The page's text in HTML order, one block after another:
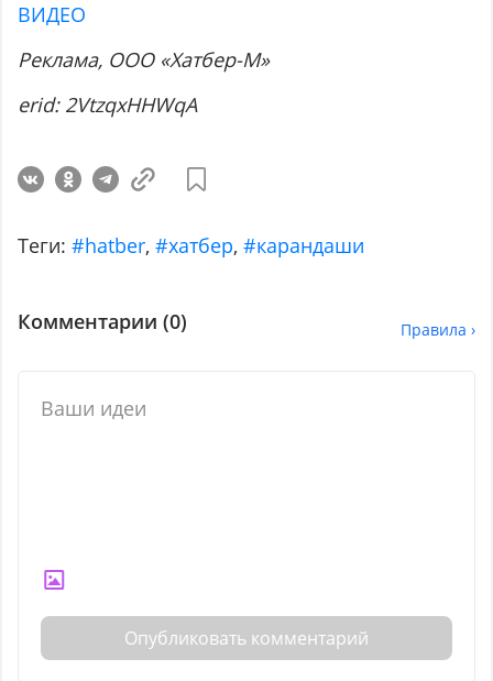
ВИДЕО
Реклама, ООО «Хатбер-М»
erid: 2VtzqxHHWqA
Теги: #hatber,#хатбер,#карандаши
Комментарии (0) Правила ›
Опубликовать комментарий